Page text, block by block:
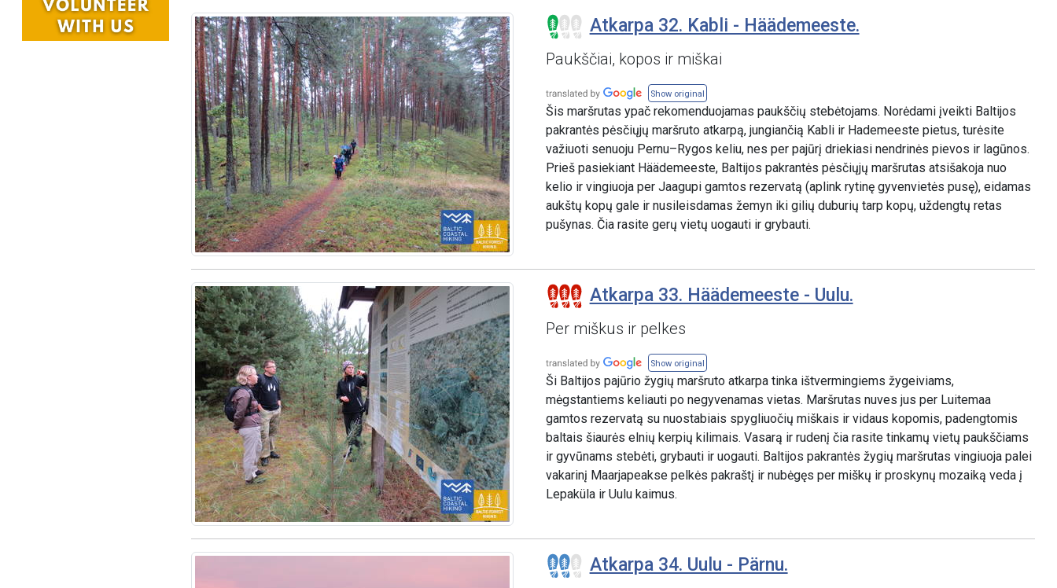
Atkarpa 32. Kabli - Häädemeeste.
Paukščiai, kopos ir miškai
Show original
Šis maršrutas ypač rekomenduojamas paukščių stebėtojams. Norėdami įveikti Baltijos
pakrantės pėsčiųjų maršruto atkarpą, jungiančią Kabli ir Hademeeste pietus, turėsite
važiuoti senuoju Pernu–Rygos keliu, nes per pajūrį driekiasi nendrinės pievos ir lagūnos.
Prieš pasiekiant Häädemeeste, Baltijos pakrantės pėsčiųjų maršrutas atsišakoja nuo
kelio ir vingiuoja per Jaagupi gamtos rezervatą (aplink rytinę gyvenvietės pusę), eidamas
aukštų kopų gale ir nusileisdamas žemyn iki gilių duburių tarp kopų, uždengtų retas
pušynas. Čia rasite gerų vietų uogauti ir grybauti.
Atkarpa 33. Häädemeeste - Uulu.
Per miškus ir pelkes
Show original
Ši Baltijos pajūrio žygių maršruto atkarpa tinka ištvermingiems žygeiviams,
mėgstantiems keliauti po negyvenamas vietas. Maršrutas nuves jus per Luitemaa
gamtos rezervatą su nuostabiais spygliuočių miškais ir vidaus kopomis, padengtomis
baltais šiaurės elnių kerpių kilimais. Vasarą ir rudenį čia rasite tinkamų vietų paukščiams
ir gyvūnams stebėti, grybauti ir uogauti. Baltijos pakrantės žygių maršrutas vingiuoja palei
vakarinį Maarjapeakse pelkės pakraštį ir nubėgęs per miškų ir proskynų mozaiką veda į
Lepaküla ir Uulu kaimus.
Atkarpa 34. Uulu - Pärnu.